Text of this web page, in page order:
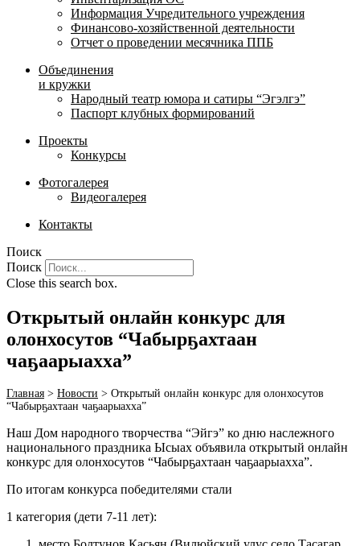
Информация Учредительного учреждения
Финансово-хозяйственной деятельности
Отчет о проведении месячника ППБ
Объединения
и кружки
Народный театр юмора и сатиры “Эгэлгэ”
Паспорт клубных формирований
Проекты
Конкурсы
Фотогалерея
Видеогалерея
Контакты
Поиск
Поиск
Close this search box.
Открытый онлайн конкурс для
олонхосутов “Чабырҕахтаан
чаҕаарыахха”
Главная > Новости > Открытый онлайн конкурс для олонхосутов
“Чабырҕахтаан чаҕаарыахха”
Наш Дом народного творчества “Эйгэ” ко дню наслежного
национального праздника Ысыах объявила открытый онлайн
конкурс для олонхосутов “Чабырҕахтаан чаҕаарыахха”.
По итогам конкурса победителями стали
1 категория (дети 7-11 лет):